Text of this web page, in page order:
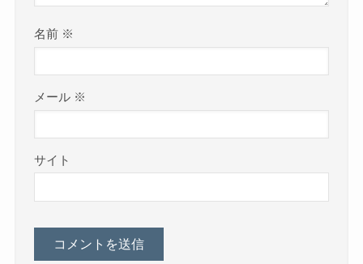
名前 ※
メール ※
サイト